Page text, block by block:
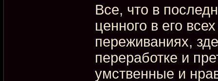
Все, что в
ценного в его
переживаниях,
переработке и
умственные и